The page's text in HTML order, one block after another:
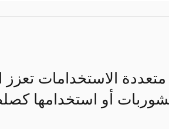
الاستخدامات تعزز
أو استخدامها